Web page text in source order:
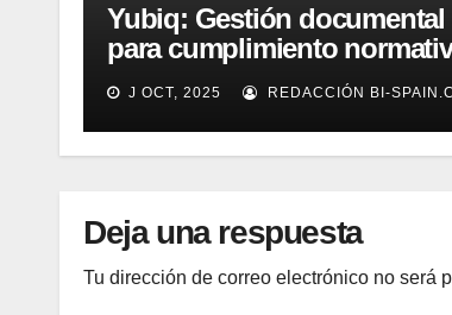
Yubiq: Gestión documental
para cumplimiento
(Demo)
J OCT, 2025 REDACCIÓN BI-
Deja una respuesta
Tu dirección de correo electrónico no será